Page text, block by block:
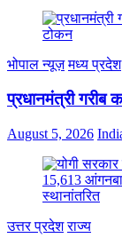
भोपाल न्यूज़ मध्य प्रदेश
प्रधानमंत्री गरीब
August 5, 2026
उत्तर प्रदेश राज्य